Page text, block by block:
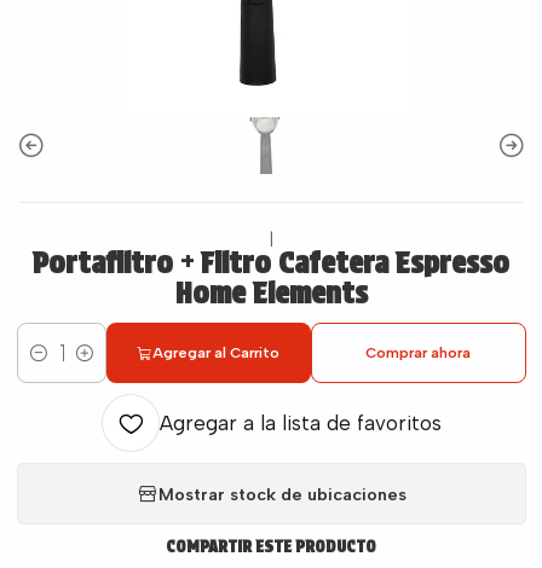
Portafiltro + Filtro Cafetera Espresso
Home Elements
Cantidad
Agregar al Carrito Comprar ahora
Agregar a la lista de favoritos
Mostrar stock de ubicaciones
COMPARTIR ESTE PRODUCTO